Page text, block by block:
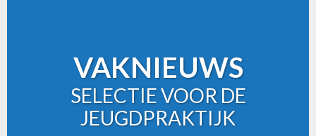
VAKNIEUWS
SELECTIE VOOR DE
JEUGDPRAKTIJK